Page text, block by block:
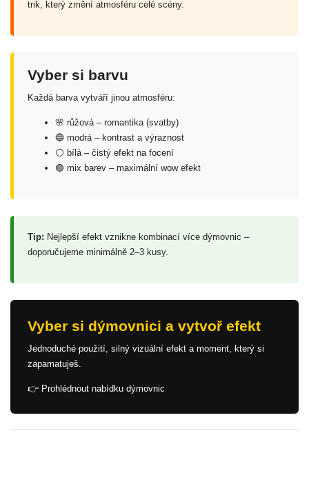
trik, který změní atmosféru celé scény.
Vyber si barvu
Každá barva vytváří jinou atmosféru:
🌸 růžová – romantika (svatby)
🔵 modrá – kontrast a výraznost
⚪ bílá – čistý efekt na focení
🟣 mix barev – maximální wow efekt
Tip: Nejlepší efekt vznikne kombinací více dýmovnic –
doporučujeme minimálně 2–3 kusy.
Vyber si dýmovnici a vytvoř efekt
Jednoduché použití, silný vizuální efekt a moment, který si
zapamatuješ.
👉 Prohlédnout nabídku dýmovnic